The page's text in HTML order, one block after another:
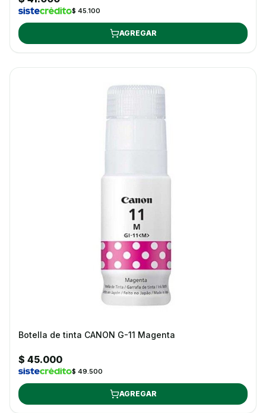
$ 45.100
AGREGAR
Botella de tinta CANON G-11 Magenta
$ 45.000
$ 49.500
AGREGAR